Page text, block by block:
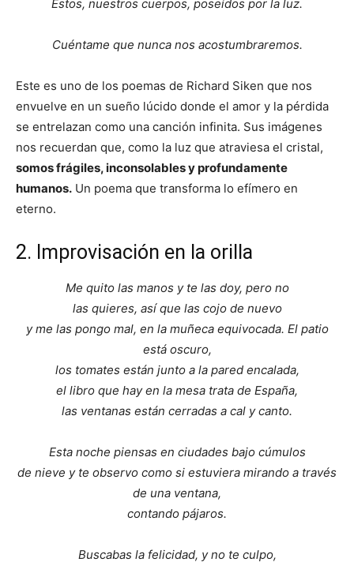
Estos, nuestros cuerpos, poseídos por la luz.
Cuéntame que nunca nos acostumbraremos.
Este es uno de los poemas de Richard Siken que nos
envuelve en un sueño lúcido donde el amor y la pérdida
se entrelazan como una canción infinita. Sus imágenes
nos recuerdan que, como la luz que atraviesa el cristal,
somos frágiles, inconsolables y profundamente
humanos. Un poema que transforma lo efímero en
eterno.
2. Improvisación en la orilla
Me quito las manos y te las doy, pero no
las quieres, así que las cojo de nuevo
y me las pongo mal, en la muñeca equivocada. El patio
está oscuro,
los tomates están junto a la pared encalada,
el libro que hay en la mesa trata de España,
las ventanas están cerradas a cal y canto.
Esta noche piensas en ciudades bajo cúmulos
de nieve y te observo como si estuviera mirando a través
de una ventana,
contando pájaros.
Buscabas la felicidad, y no te culpo,